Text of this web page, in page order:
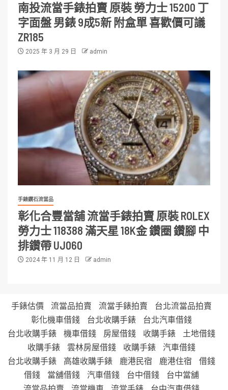
南投流當手錶拍賣 原裝 勞力士 15200 丁
字面盤 男錶 9成5新 附盒單 喜歡價可議
ZR185
2025 年 3 月 29 日 admin
手錶鑽石流當品
彰化合豐當舖 流當手錶拍賣 原裝 ROLEX
勞力士 118388 滿天星 18K金 鑽圈 鑽腳 中
排鑽帶 UJ060
2024 年 11 月 12 日 admin
手錶估價 流當品拍賣 流當手錶拍賣
台北流當品拍賣
彰化機車借錢
台北收購手錶
台北汽車借錢
台北收購手錶
機車借錢 房屋借錢 收購手錶
土地借錢
收購手錶
雲林房屋借錢 收購手錶
汽車借錢
台北收購手錶
高雄收購手錶 鹿港民宿 鹿港住宿
借錢
借錢
當舖借錢 汽車借錢 台中借錢
台中當舖